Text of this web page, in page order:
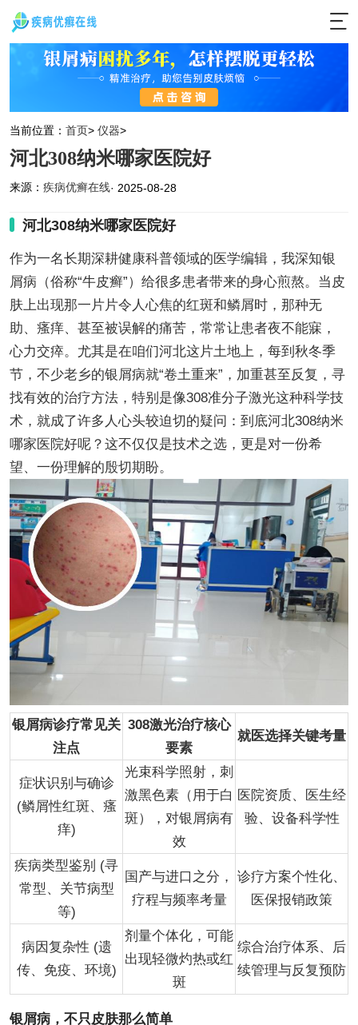
当前位置： 首页> 仪器>
河北308纳米哪家医院好
来源： 疾病优癣在线· 2025-08-28
河北308纳米哪家医院好
作为一名长期深耕健康科普领域的医学编辑，我深知银
屑病（俗称“牛皮癣”）给很多患者带来的身心煎熬。当皮
肤上出现那一片片令人心焦的红斑和鳞屑时，那种无
助、瘙痒、甚至被误解的痛苦，常常让患者夜不能寐，
心力交瘁。尤其是在咱们河北这片土地上，每到秋冬季
节，不少老乡的银屑病就“卷土重来”，加重甚至反复，寻
找有效的治疗方法，特别是像308准分子激光这种科学技
术，就成了许多人心头较迫切的疑问：到底河北308纳米
哪家医院好呢？这不仅仅是技术之选，更是对一份希
望、一份理解的殷切期盼。
银屑病诊疗常见关
注点
308激光治疗核心
要素
就医选择关键考量
症状识别与确诊
(鳞屑性红斑、瘙
痒)
光束科学照射，刺
激黑色素（用于白
斑），对银屑病有
效
医院资质、医生经
验、设备科学性
疾病类型鉴别 (寻
常型、关节病型
等)
国产与进口之分，
疗程与频率考量
诊疗方案个性化、
医保报销政策
病因复杂性 (遗
传、免疫、环境)
剂量个体化，可能
出现轻微灼热或红
斑
综合治疗体系、后
续管理与反复预防
银屑病，不只皮肤那么简单